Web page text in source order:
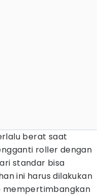
berat saat
roller dengan
standar bisa
ini harus dilakukan